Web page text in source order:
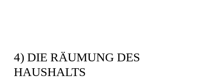
4) DIE RÄUMUNG DES
HAUSHALTS